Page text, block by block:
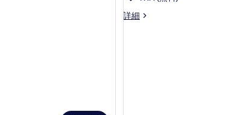
女
詳細
共